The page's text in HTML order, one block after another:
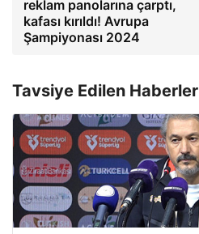
reklam panolarına çarptı,
kafası kırıldı! Avrupa
Şampiyonası 2024
Tavsiye Edilen Haberler